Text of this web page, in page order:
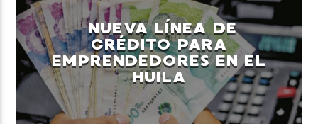
NUEVA LÍNEA DE
CRÉDITO PARA
EMPRENDEDORES EN EL
HUILA